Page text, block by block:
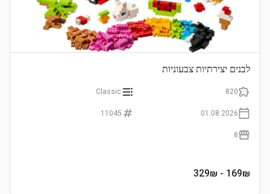
לבנים יצירתיות צבעוניות
820
Classic
01.08.2026
11045
8
169₪
- 329₪